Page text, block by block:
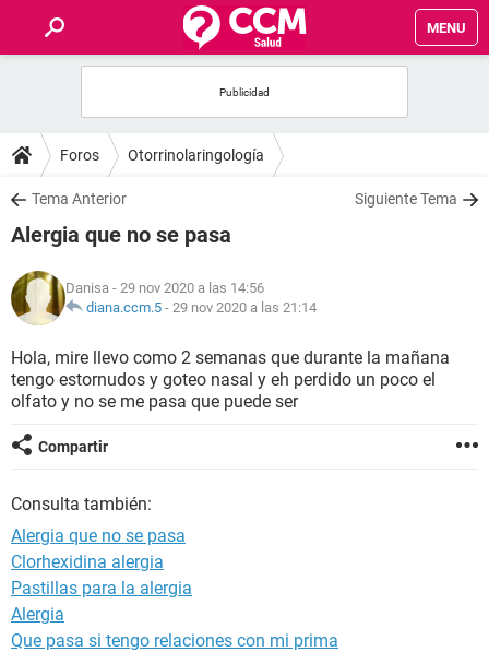
MENU
FOROS
SALUD
FAMILIA
NUTRICIÓN
BIENESTAR
Foros Otorrinolaringología
Tema Anterior Siguiente Tema
Alergia que no se pasa
Danisa - 29 nov 2020 a las 14:56
diana.ccm.5 - 29 nov 2020 a las 21:14
Hola, mire llevo como 2 semanas que durante la mañana
tengo estornudos y goteo nasal y eh perdido un poco el
olfato y no se me pasa que puede ser
Compartir
Consulta también:
Alergia que no se pasa
Clorhexidina alergia
Pastillas para la alergia
Alergia
Que pasa si tengo relaciones con mi prima